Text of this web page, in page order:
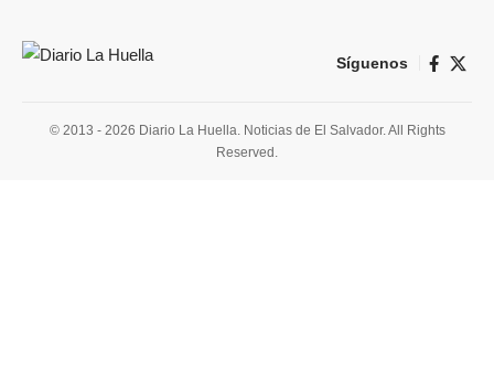
Síguenos
© 2013 - 2026 Diario La Huella. Noticias de El Salvador. All Rights
Reserved.